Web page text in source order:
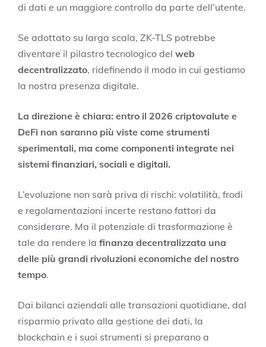
di dati e un maggiore controllo da parte dell’utente.
Se adottato su larga scala, ZK-TLS potrebbe
diventare il pilastro tecnologico del web
decentralizzato, ridefinendo il modo in cui gestiamo
la nostra presenza digitale.
La direzione è chiara: entro il 2026 criptovalute e
DeFi non saranno più viste come strumenti
sperimentali, ma come componenti integrate nei
sistemi finanziari, sociali e digitali.
L’evoluzione non sarà priva di rischi: volatilità, frodi
e regolamentazioni incerte restano fattori da
considerare. Ma il potenziale di trasformazione è
tale da rendere la finanza decentralizzata una
delle più grandi rivoluzioni economiche del nostro
tempo.
Dai bilanci aziendali alle transazioni quotidiane, dal
risparmio privato alla gestione dei dati, la
blockchain e i suoi strumenti si preparano a